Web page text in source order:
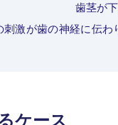
歯茎が
激が歯の神経に伝わ
ケース